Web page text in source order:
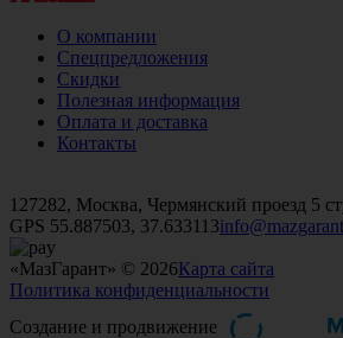
О компании
Спецпредложения
Скидки
Полезная информация
Оплата и доставка
Контакты
127282, Москва, Чермянский проезд 5
GPS 55.887503, 37.633113
«МазГарант» © 2026Карта сайта
Политика конфиденциальности
Создание и продвижение